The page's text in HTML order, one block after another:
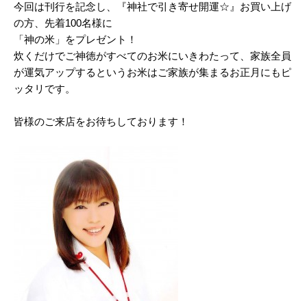
今回は刊行を記念し、『神社で引き寄せ開運☆』お買い上げ
の方、先着100名様に
「神の米」をプレゼント！
炊くだけでご神徳がすべてのお米にいきわたって、家族全員
が運気アップするというお米はご家族が集まるお正月にもピ
ッタリです。
皆様のご来店をお待ちしております！